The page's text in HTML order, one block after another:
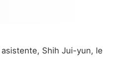
Shih Jui-yun, le